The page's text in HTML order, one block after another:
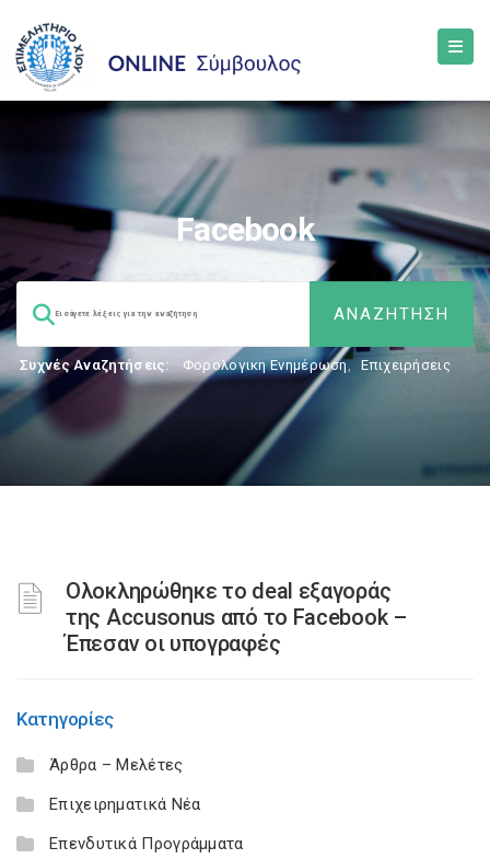
Facebook
Συχνές Αναζητήσεις: Φορολογικη Ενημέρωση, Επιχειρήσεις
Ολοκληρώθηκε το deal εξαγοράς
της Accusonus από το Facebook –
Έπεσαν οι υπογραφές
Κατηγορίες
Άρθρα – Μελέτες
Επιχειρηματικά Νέα
Επενδυτικά Προγράμματα